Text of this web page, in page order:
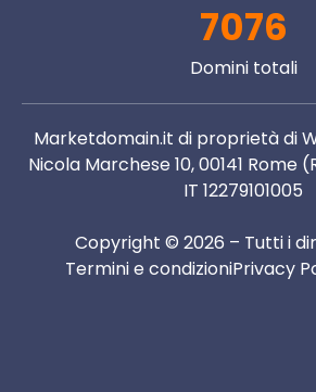
7076
Domini totali
Marketdomain.it di proprietà di
Nicola Marchese 10, 00141 Rome
IT 12279101005
Copyright © 2026 – Tutti i
Termini e condizioniPrivacy